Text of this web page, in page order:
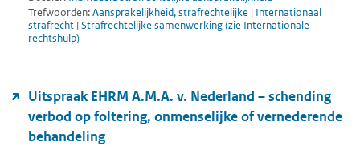
Trefwoorden:Aansprakelijkheid, strafrechtelijke | Internationaal
strafrecht | Strafrechtelijke samenwerking (zie Internationale
rechtshulp)
Uitspraak EHRM A.M.A. v. Nederland – schending
verbod op foltering, onmenselijke of vernederende
behandeling